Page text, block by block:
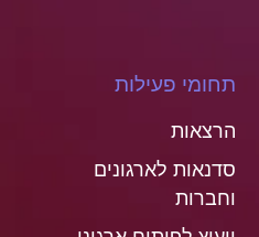
תחומי פעילות
הרצאות
סדנאות לארגונים
וחברות